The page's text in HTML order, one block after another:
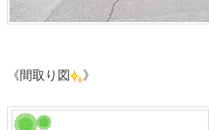
《間取り図 》